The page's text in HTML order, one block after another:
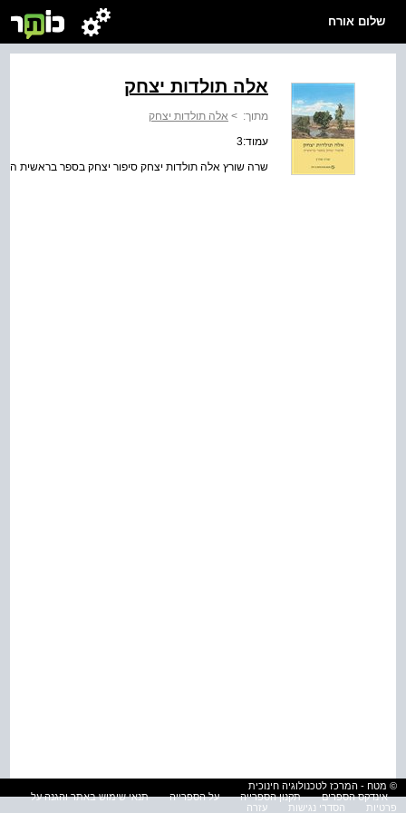
שלום אורח
אלה תולדות יצחק
מתוך: > אלה תולדות יצחק
עמוד:3
שרה שורץ אלה תולדות יצחק סיפור יצחק בספר בראשית
© מטח - המרכז לטכנולוגיה חינוכית
אינדקס הספרים
תקנון הספרייה על הספרייה
תנאי שימוש באתר והגנה על
פרטיות
הסדרי נגישות עזרה